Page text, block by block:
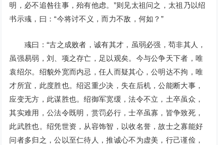
明，必不追咎往事，殆有他虑。”则见太祖问之，太祖乃以绍
书示彧，曰：“今将讨不义，而力不敌，何如？”
彧曰：“古之成败者，诚有其才，虽弱必强，苟非其人，
虽强易弱，刘、项之存亡，足以观矣。今与公争天下者，唯
袁绍尔。绍貌外宽而内忌，任人而疑其心，公明达不拘，唯
才所宜，此度胜也。绍迟重少决，失在后机，公能断大事，
应变无方，此谋胜也。绍御军宽缓，法令不立，土卒虽众，
其实难用，公法令既明，赏罚必行，士卒虽寡，皆争致死，
此武胜也。绍凭世资，从容饰智，以收名誉，故士之寡能好
问者多归之，公以至仁待人，推诚心不为虚美，行己谨俭，